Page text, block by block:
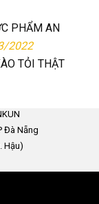
PHẨM AN
2022
TỎI THẬT
Đà Nẵng
Hậu)